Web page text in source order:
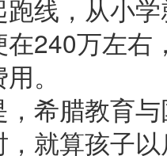
线，从小
240万左
。
希腊教育
就算孩子